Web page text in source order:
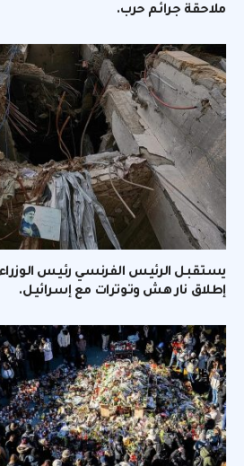
ملاحقة جرائم حرب.
يستقبل الرئيس الفرنسي رئيس
إطلاق نار هش وتوترات مع إسرائيل.